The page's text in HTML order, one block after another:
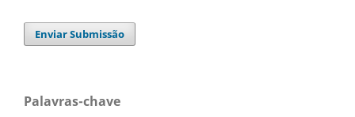
Enviar Submissão
Palavras-chave